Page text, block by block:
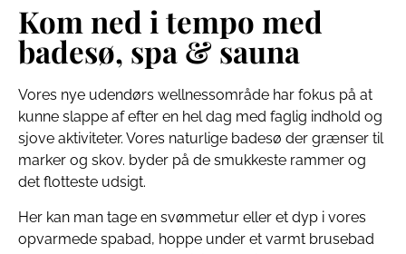
Kom ned i tempo med
badesø, spa & sauna
Vores nye udendørs wellnessområde har fokus på at
kunne slappe af efter en hel dag med faglig indhold og
sjove aktiviteter. Vores naturlige badesø der grænser til
marker og skov. byder på de smukkeste rammer og
det flotteste udsigt.
Her kan man tage en svømmetur eller et dyp i vores
opvarmede spabad, hoppe under et varmt brusebad